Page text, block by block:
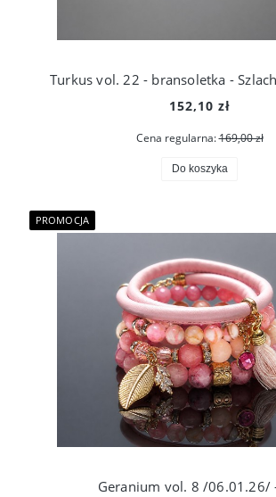
152,10 zł
Cena regularna:169,00 zł
Do koszyka
Geranium vol. 8 /06.01.26/
PROMOCJA